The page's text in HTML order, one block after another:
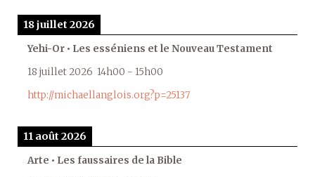
18 juillet 2026
Yehi-Or • Les esséniens et le Nouveau Testament
18 juillet 2026 14h00 - 15h00
http://michaellanglois.org?p=25137
11 août 2026
Arte • Les faussaires de la Bible